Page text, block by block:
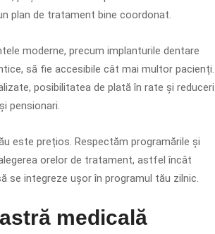
plan de tratament bine coordonat.
moderne, precum implanturile dentare
să fie accesibile cât mai multor pacienți.
posibilitatea de plată în rate și reduceri
pensionari.
este prețios. Respectăm programările și
orelor de tratament, astfel încât
se integreze ușor în programul tău zilnic.
medicală